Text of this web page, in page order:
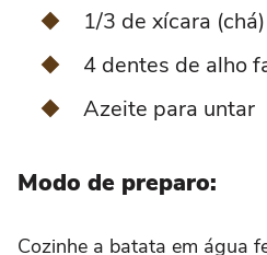
1/3 de xícara
4 dentes de alho
Azeite para untar
Modo de preparo:
Cozinhe a batata em água